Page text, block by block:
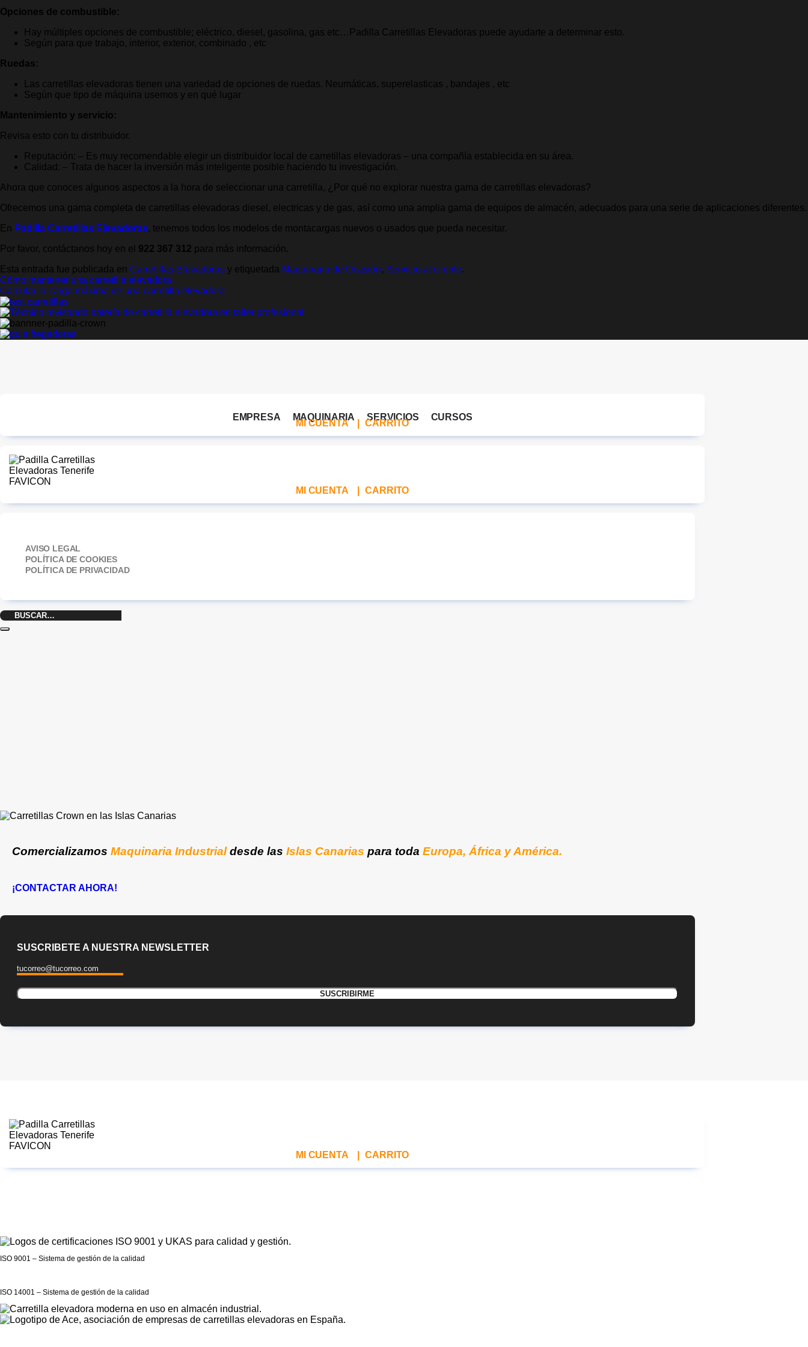
Opciones de combustible:
Hay múltiples opciones de combustible; eléctrico, diesel, gasolina, gas etc…Padilla Carretillas Elevadoras puede ayudarte a determinar esto.
Según para que trabajo, interior, exterior, combinado , etc
Ruedas:
Las carretillas elevadoras tienen una variedad de opciones de ruedas. Neumáticas, superelasticas , bandajes , etc
Según que tipo de máquina usemos y en qué lugar
Mantenimiento y servicio:
Revisa esto con tu distribuidor.
Reputación: – Es muy recomendable elegir un distribuidor local de carretillas elevadoras – una compañía establecida en su área.
Calidad: – Trata de hacer la inversión más inteligente posible haciendo tu investigación.
Ahora que conoces algunos aspectos a la hora de seleccionar una carretilla, ¿Por qué no explorar nuestra gama de carretillas elevadoras?
Ofrecemos una gama completa de carretillas elevadoras diesel, electricas y de gas, así como una amplia gama de equipos de almacén, adecuados para una serie de aplicaciones diferentes.
En Padilla Carretillas Elevadoras, tenemos todos los modelos de montacargas nuevos o usados que pueda necesitar.
Por favor, contáctanos hoy en el 922 367 312 para más información.
Esta entrada fue publicada en Carretillas Elevadoras y etiquetada Maquinaria de Ocasión, Servicio al cliente.
Cómo mantener una carretilla elevadora
Calcular la carga máxima de una carretilla elevadora
EMPRESA MAQUINARIA SERVICIOS CURSOS
MI CUENTA CARRITO
MI CUENTA CARRITO
AVISO LEGAL
POLÍTICA DE COOKIES
POLÍTICA DE PRIVACIDAD
Buscar
por:
Comercializamos Maquinaria Industrialdesde las Islas Canarias para toda Europa, África y América.
¡CONTACTAR AHORA!
SUSCRIBETE A NUESTRA NEWSLETTER
MI CUENTA CARRITO
ISO 9001 – Sistema de gestión de la calidad
ISO 14001 – Sistema de gestión de la calidad